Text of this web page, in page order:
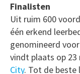
Finalisten
Uit ruim 600
één erkend
genomineerd
vindt plaats op 23
City. Tot de beste